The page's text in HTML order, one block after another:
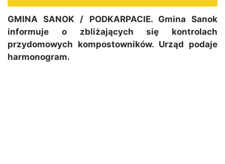
GMINA SANOK / PODKARPACIE. Gmina Sanok
informuje o zbliżających się kontrolach
przydomowych kompostowników. Urząd podaje
harmonogram.